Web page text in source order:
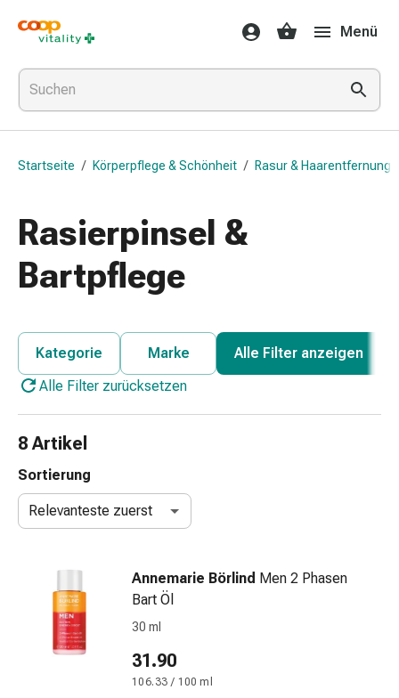
Medikamente
&
Gesundheit
Grippe
&
Erkältung
Grippe-
Erkältung
Medikamente
Halsschmerzen
Husten
Inhalationsgeräte
Zubehör
Wund-
&
Brandversorgung
Kompressen
Fingerverbände
Fixationspflaster
Kompressionsbinden
Pflaster
Menü
Startseite / Körperpflege & Schönheit / Rasur & Haarentfernung
Rasierpinsel &
Bartpflege
Kategorie Marke
Alle Filter anzeigen
Alle Filter zurücksetzen
8 Artikel
Sortierung
Relevanteste zuerst
Annemarie Börlind Men 2 Phasen
Bart Öl
30 ml
31.90
106.33 / 100 ml